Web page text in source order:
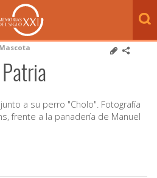
Mascota
a su perro "Cholo". Fotografía
frente a la panadería de Manuel